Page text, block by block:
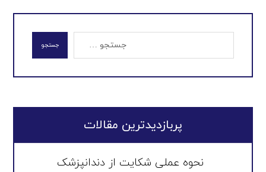
جستجو
پربازدیدترین مقالات
نحوه عملی شکایت از دندانپزشک